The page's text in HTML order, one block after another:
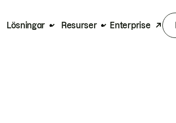
Lösningar Resurser Enterprise